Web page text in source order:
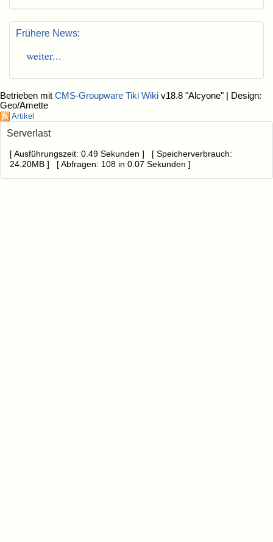
Frühere News:
weiter...
Betrieben mit CMS-Groupware Tiki Wiki v18.8 "Alcyone" | Design:
Geo/Amette
Artikel
Serverlast
[ Ausführungszeit: 0.49 Sekunden ] [ Speicherverbrauch:
24.20MB ] [ Abfragen: 108 in 0.07 Sekunden ]